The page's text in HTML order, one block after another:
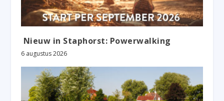
Nieuw in Staphorst: Powerwalking
6 augustus 2026